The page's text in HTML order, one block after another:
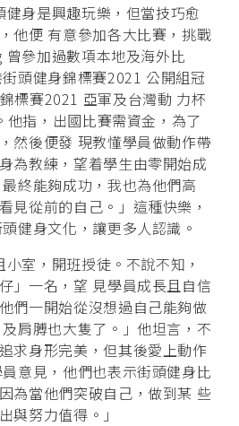
身是興趣玩樂，但當技巧愈
他便 有意參加各大比賽，挑戰
曾參加過數項本地及海外比
頭健身錦標賽2021 公開組冠
標賽2021 亞軍及台灣動 力杯
指，出國比賽需資金，為了
然後便發 現教懂學員做動作帶
為教練，望着學生由零開始成
終能夠成功，我也為他們高
見從前的自己。」這種快樂，
健身文化，讓更多人認識。
室，開班授徒。不說不知，
」一名，望 見學員成長且自信
們一開始從沒想過自己能夠做
肩膊也大隻了。」他坦言，不
求身形完美，但其後愛上動作
意見，他們也表示街頭健身比
為當他們突破自己，做到某 些
與努力值得。」